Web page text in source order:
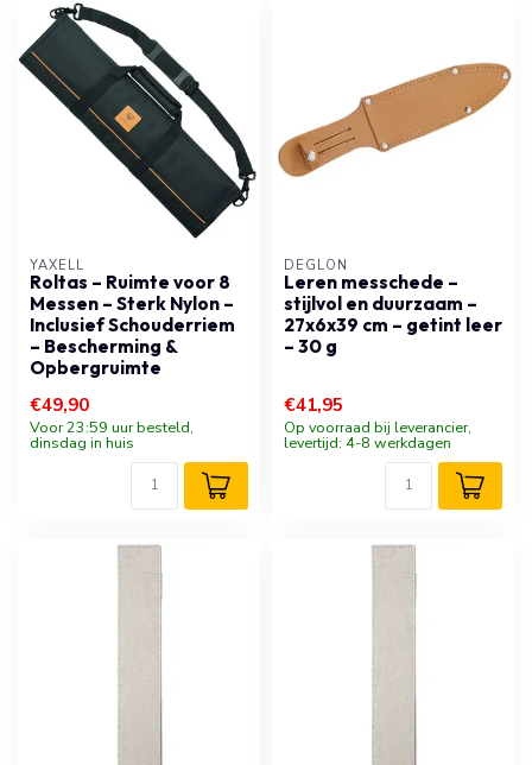
YAXELL
Roltas – Ruimte voor 8
Messen – Sterk Nylon –
Inclusief Schouderriem
– Bescherming &
Opbergruimte
€49,90
Voor 23:59 uur besteld,
dinsdag in huis
DÉGLON
Leren messchede –
stijlvol en duurzaam –
27x6x39 cm – getint leer
– 30 g
€41,95
Op voorraad bij leverancier,
levertijd: 4-8 werkdagen